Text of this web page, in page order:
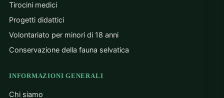
Tirocini medici
Progetti didattici
Volontariato per minori di 18 anni
Conservazione della fauna selvatica
INFORMAZIONI GENERALI
Chi siamo